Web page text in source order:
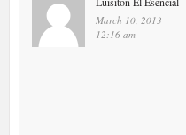
March 10, 2013
12:16 am